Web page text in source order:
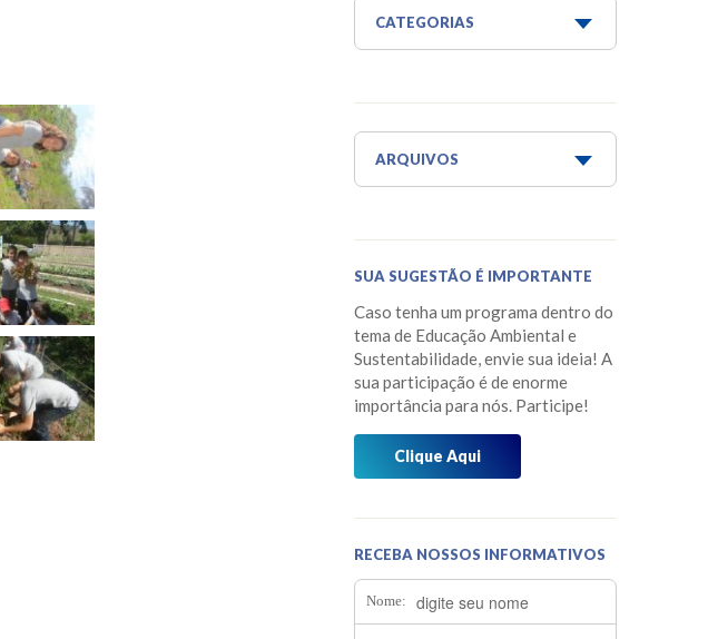
CATEGORIAS
Água para todos
Aquaponia e Estufa
Horta Escola
Horta Medicinal Suspensa
Jardim das Borboletas
Jardim dos Sentidos
Mensagens do Projeto Água
Mídia
Os Caminhos da Água
Os Pássaros que Vivem Aqui
ARQUIVOS
Maio 2026
Fevereiro 2026
Janeiro 2026
Dezembro 2025
Novembro 2025
Agosto 2025
Julho 2025
SUA SUGESTÃO É IMPORTANTE
Caso tenha um programa dentro do
tema de Educação Ambiental e
Sustentabilidade, envie sua ideia! A
sua participação é de enorme
importância para nós. Participe!
Clique Aqui
RECEBA NOSSOS INFORMATIVOS
Nome: